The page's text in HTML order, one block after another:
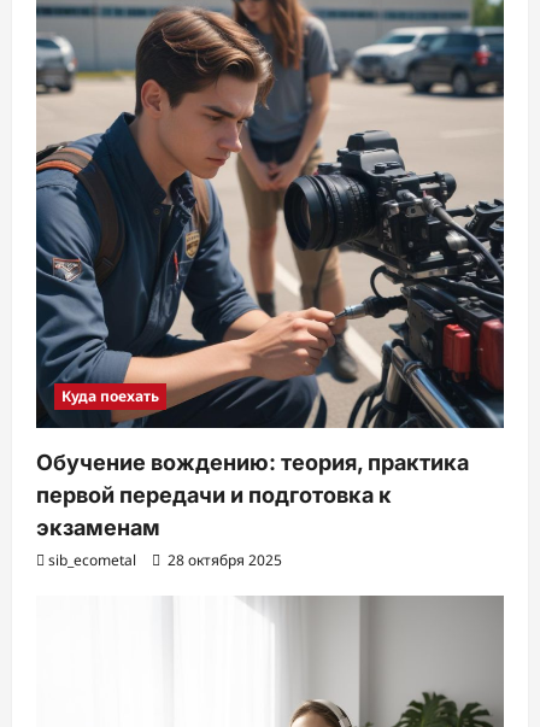
Куда поехать
Обучение вождению: теория, практика
первой передачи и подготовка к
экзаменам
sib_ecometal 28 октября 2025